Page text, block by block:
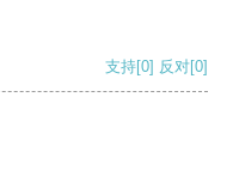
支持[0] 反对[0]